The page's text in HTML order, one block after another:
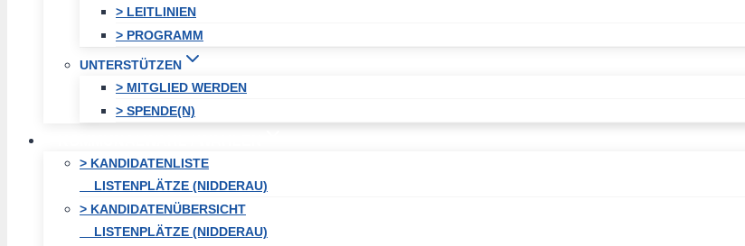
> LEITLINIEN
> PROGRAMM
UNTERSTÜTZEN
> MITGLIED WERDEN
> SPENDE(N)
> KANDIDATENLISTE
LISTENPLÄTZE (NIDDERAU)
> KANDIDATENÜBERSICHT
LISTENPLÄTZE (NIDDERAU)